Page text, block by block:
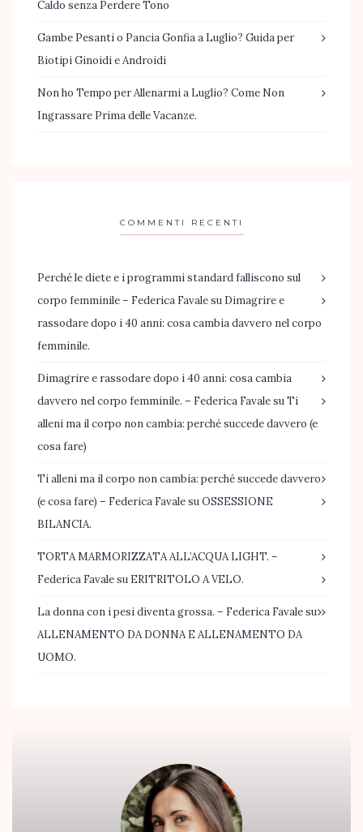
Caldo senza Perdere Tono
Gambe Pesanti o Pancia Gonfia a Luglio? Guida per
Biotipi Ginoidi e Androidi
Non ho Tempo per Allenarmi a Luglio? Come Non
Ingrassare Prima delle Vacanze.
COMMENTI RECENTI
Perché le diete e i programmi standard falliscono sul
corpo femminile – Federica Favalesu Dimagrire e
rassodare dopo i 40 anni: cosa cambia davvero nel corpo
femminile.
Dimagrire e rassodare dopo i 40 anni: cosa cambia
davvero nel corpo femminile. – Federica FavalesuTi
alleni ma il corpo non cambia: perché succede davvero (e
cosa fare)
Ti alleni ma il corpo non cambia: perché succede davvero
(e cosa fare) – Federica FavalesuOSSESSIONE
BILANCIA.
TORTA MARMORIZZATA ALL’ACQUA LIGHT. –
Federica Favalesu ERITRITOLO A VELO.
La donna con i pesi diventa grossa. – Federica Favalesu
ALLENAMENTO DA DONNA E ALLENAMENTO DA
UOMO.